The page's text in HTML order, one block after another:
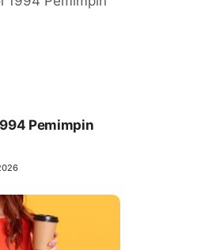
Pemimpin